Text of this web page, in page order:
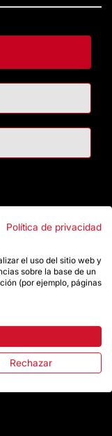
Política de privacidad
el uso del sitio web y
sobre la base de un
(por ejemplo, páginas
Rechazar